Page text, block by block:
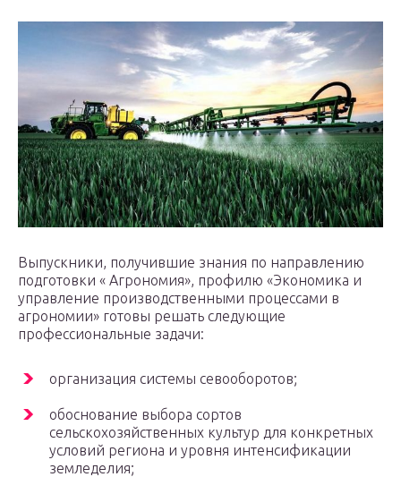
Выпускники, получившие знания по направлению
подготовки « Агрономия», профилю «Экономика и
управление производственными процессами в
агрономии» готовы решать следующие
профессиональные задачи:
организация системы севооборотов;
обоснование выбора сортов
сельскохозяйственных культур для конкретных
условий региона и уровня интенсификации
земледелия;